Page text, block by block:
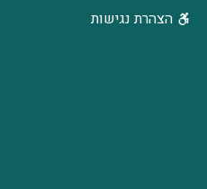
הצהרת נגישות